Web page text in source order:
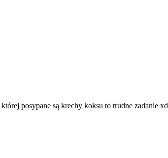
posypane są krechy koksu to trudne zadanie xd